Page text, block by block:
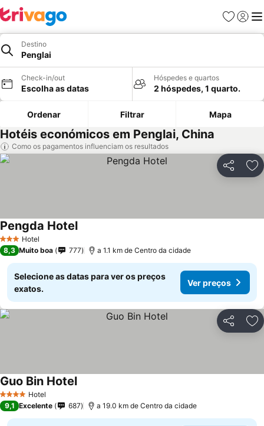
Favoritos
Iniciar
Destino
Penglai
Check-in/out
Escolha as datas
Hóspedes e quartos
2 hóspedes, 1 quarto.
Ordenar Filtrar Mapa
Hotéis económicos em Penglai, China
Como os pagamentos influenciam os resultados
Partilhar
3 EstrelasHotel
Pengda Hotel
8,3 Muito boa 777 a 1.1 km de Centro da cidade
Selecione as datas para ver os preços
exatos.
Ver preços
Partilhar
4 EstrelasHotel
Guo Bin Hotel
9,1 Excelente 687 a 19.0 km de Centro da cidade